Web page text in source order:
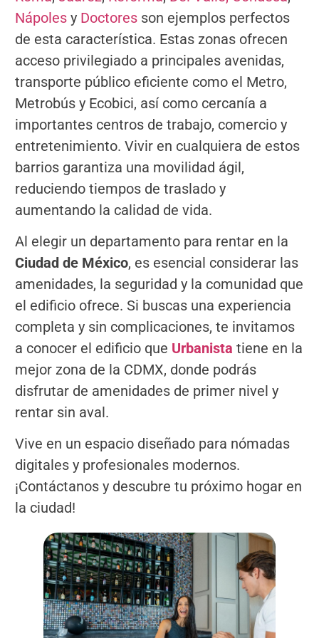
Nápolesy Doctoresson ejemplos perfectos
de esta característica. Estas zonas ofrecen
acceso privilegiado a principales avenidas,
transporte público eficiente como el Metro,
Metrobús y Ecobici, así como cercanía a
importantes centros de trabajo, comercio y
entretenimiento. Vivir en cualquiera de estos
barrios garantiza una movilidad ágil,
reduciendo tiempos de traslado y
aumentando la calidad de vida.
Al elegir un departamento para rentar en la
Ciudad de México, es esencial considerar las
amenidades, la seguridad y la comunidad que
el edificio ofrece. Si buscas una experiencia
completa y sin complicaciones, te invitamos
a conocer el edificio que Urbanista tiene en la
mejor zona de la CDMX, donde podrás
disfrutar de amenidades de primer nivel y
rentar sin aval.
Vive en un espacio diseñado para nómadas
digitales y profesionales modernos.
¡Contáctanos y descubre tu próximo hogar en
la ciudad!